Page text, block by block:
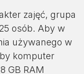
zajęć, grupa
osób. Aby w
używanego w
komputer
GB RAM